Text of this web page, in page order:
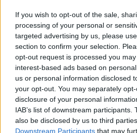
If you wish to opt-out of the sale,
processing of your personal or
targeted advertising by us, please
section to confirm your selection.
opt-out request is processed you
interest-based ads based on
us or personal information disclosed
your opt-out. You may separately
disclosure of your personal
IAB’s list of downstream participants.
also be disclosed by us to third
Downstream Participants that may